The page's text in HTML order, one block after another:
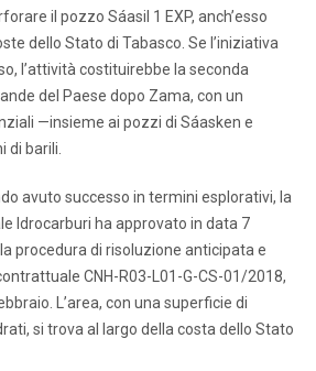
il pozzo Sáasil 1 EXP, anch’esso
dello Stato di Tabasco. Se l’iniziativa
l’attività costituirebbe la seconda
del Paese dopo Zama, con un
—insieme ai pozzi di Sáasken e
di barili.
avuto successo in termini esplorativi, la
Idrocarburi ha approvato in data 7
procedura di risoluzione anticipata e
CNH-R03-L01-G-CS-01/2018,
L’area, con una superficie di
si trova al largo della costa dello Stato